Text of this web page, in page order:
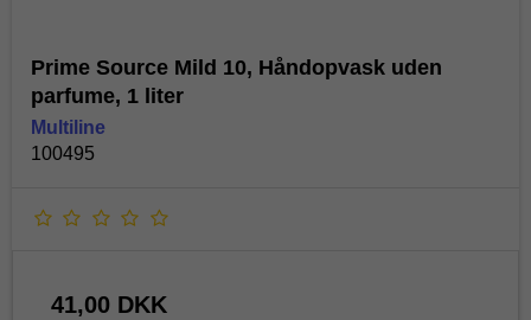
Prime Source Mild 10, Håndopvask uden
parfume, 1 liter
Multiline
100495
41,00 DKK